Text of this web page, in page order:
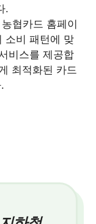
.
농협카드 홈페이
소비 패턴에 맞
비스를 제공합
최적화된 카드